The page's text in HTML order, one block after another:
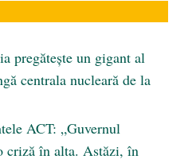
pregătește un gigant al
centrala nucleară de la
ACT: „Guvernul
criză în alta. Astăzi, în